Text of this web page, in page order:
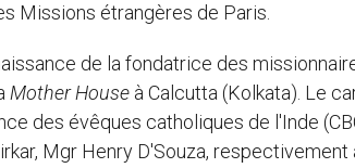
Missions étrangères de Paris.
de la fondatrice des
Mother House à Calcutta (Kolkata). Le
des évêques catholiques de l'Inde
Mgr Henry D'Souza, respectivement